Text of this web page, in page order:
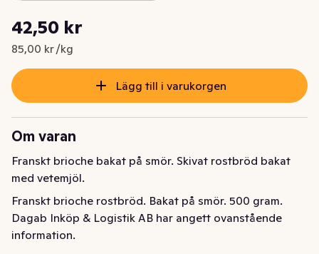
Nuvarande pris är: 42,50 kr
42,50 kr
85,00 kr /kg
Styckpris: 85,00 kr /kg
Lägg till i varukorgen
Om varan
Franskt brioche bakat på smör. Skivat rostbröd bakat
med vetemjöl.
Franskt brioche rostbröd. Bakat på smör. 500 gram.
Dagab Inköp & Logistik AB har angett ovanstående
information.